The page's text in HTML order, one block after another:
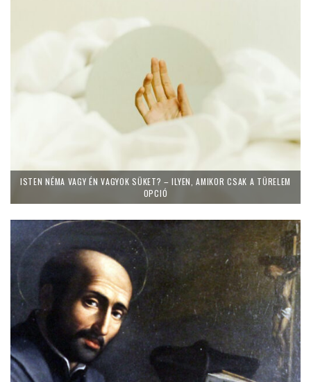
ISTEN NÉMA VAGY ÉN VAGYOK SÜKET? – ILYEN, AMIKOR CSAK A TÜRELEM
OPCIÓ